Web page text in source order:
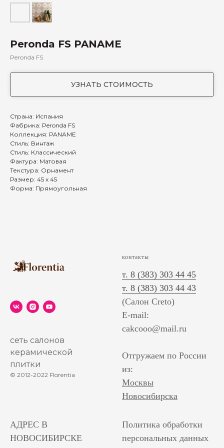
Peronda FS PANAME
Peronda FS
УЗНАТЬ СТОИМОСТЬ
Страна: Испания
Фабрика: Peronda FS
Коллекция: PANAME
Стиль: Винтаж
Стиль: Классический
Фактура: Матовая
Текстура: Орнамент
Размер: 45 х 45
Форма: Прямоугольная
сеть салонов
керамической
плитки
© 2012-2022 Florentia
контакты
т. 8 (383) 303 44 45
т. 8 (383) 303 44 43
(Салон Creto)
E-mail:
cakcooo@mail.ru
Отгружаем по России
из:
Москвы
Новосибирска
АДРЕС В
НОВОСИБИРСКЕ
Политика обработки
персональных данных